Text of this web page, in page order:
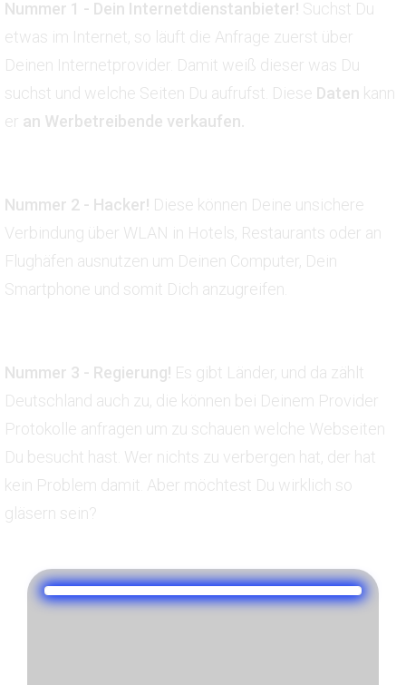
Nummer 1 - Dein Internetdienstanbieter! Suchst Du
etwas im Internet, so läuft die Anfrage zuerst über
Deinen Internetprovider. Damit weiß dieser was Du
suchst und welche Seiten Du aufrufst. Diese Daten kann
er an Werbetreibende verkaufen.
Nummer 2 - Hacker! Diese können Deine unsichere
Verbindung über WLAN in Hotels, Restaurants oder an
Flughäfen ausnutzen um Deinen Computer, Dein
Smartphone und somit Dich anzugreifen.
Nummer 3 - Regierung! Es gibt Länder, und da zählt
Deutschland auch zu, die können bei Deinem Provider
Protokolle anfragen um zu schauen welche Webseiten
Du besucht hast. Wer nichts zu verbergen hat, der hat
kein Problem damit. Aber möchtest Du wirklich so
gläsern sein?